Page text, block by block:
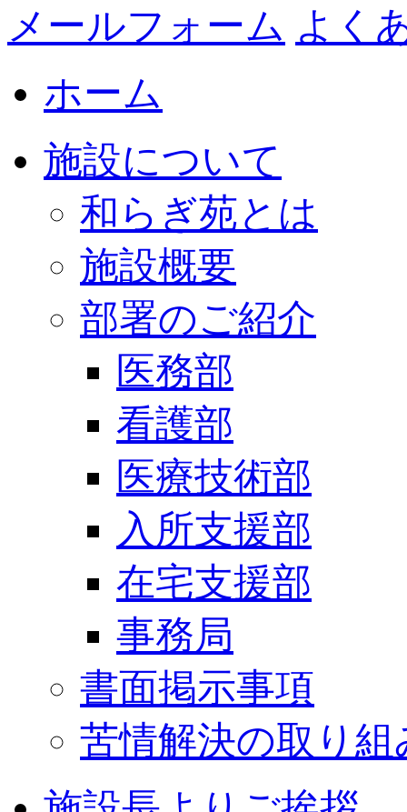
メールフォーム よく
ホーム
施設について
和らぎ苑とは
施設概要
部署のご紹介
医務部
看護部
医療技術部
入所支援部
在宅支援部
事務局
書面掲示事項
苦情解決の取り組